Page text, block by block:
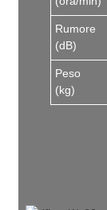
Rumore
(dB)
Peso
(kg)